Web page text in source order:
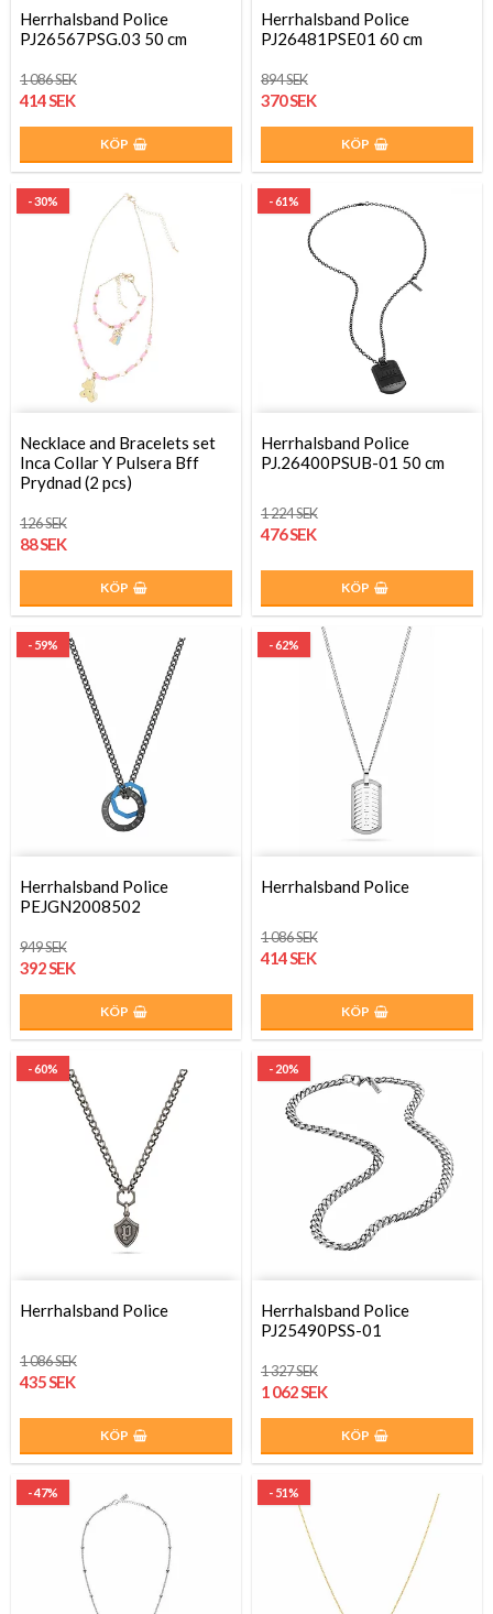
Herrhalsband Police
PJ26567PSG.03 50 cm
1 086 SEK
414 SEK
KÖP
Herrhalsband Police
PJ26481PSE01 60 cm
894 SEK
370 SEK
KÖP
- 30%
Necklace and Bracelets set
Inca Collar Y Pulsera Bff
Prydnad (2 pcs)
126 SEK
88 SEK
KÖP
- 61%
Herrhalsband Police
PJ.26400PSUB-01 50 cm
1 224 SEK
476 SEK
KÖP
- 59%
Herrhalsband Police
PEJGN2008502
949 SEK
392 SEK
KÖP
- 62%
Herrhalsband Police
1 086 SEK
414 SEK
KÖP
- 60%
Herrhalsband Police
1 086 SEK
435 SEK
KÖP
- 20%
Herrhalsband Police
PJ25490PSS-01
1 327 SEK
1 062 SEK
KÖP
- 47% - 51%